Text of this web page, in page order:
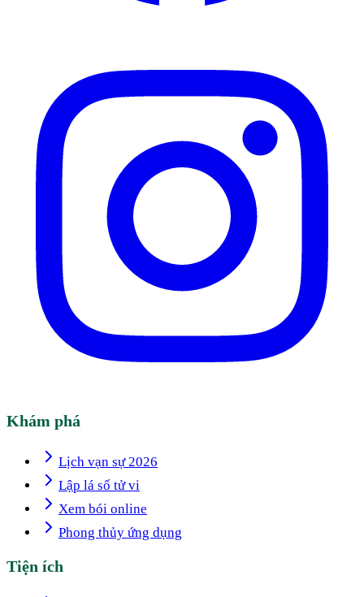
Khám phá
Lịch vạn sự 2026
Lập lá số tử vi
Xem bói online
Phong thủy ứng dụng
Tiện ích